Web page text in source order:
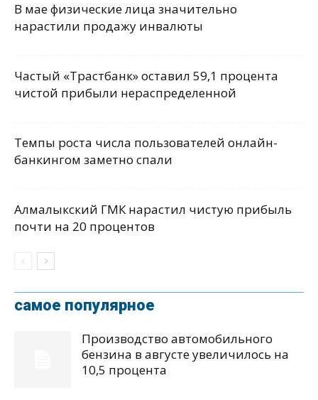
В мае физические лица значительно
нарастили продажу инвалюты
Частый «Трастбанк» оставил 59,1 процента
чистой прибыли нераспределенной
Темпы роста числа пользователей онлайн-
банкингом заметно спали
Алмалыкский ГМК нарастил чистую прибыль
почти на 20 процентов
самое популярное
Производство автомобильного
бензина в августе увеличилось на
10,5 процента